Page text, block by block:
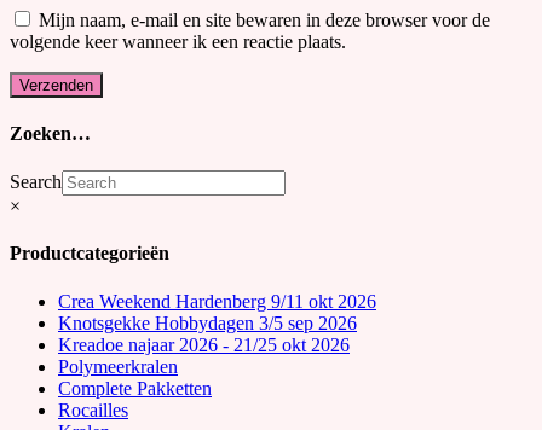
Mijn naam, e-mail en site bewaren in deze browser voor de
volgende keer wanneer ik een reactie plaats.
Zoeken…
Search
×
Productcategorieën
Crea Weekend Hardenberg 9/11 okt 2026
Knotsgekke Hobbydagen 3/5 sep 2026
Kreadoe najaar 2026 - 21/25 okt 2026
Polymeerkralen
Complete Pakketten
Rocailles